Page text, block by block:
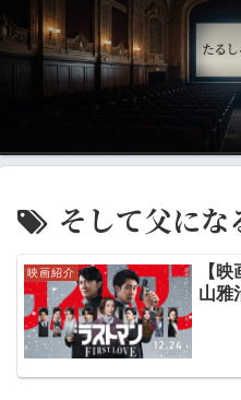
そして父にな
映画紹介
【
山雅